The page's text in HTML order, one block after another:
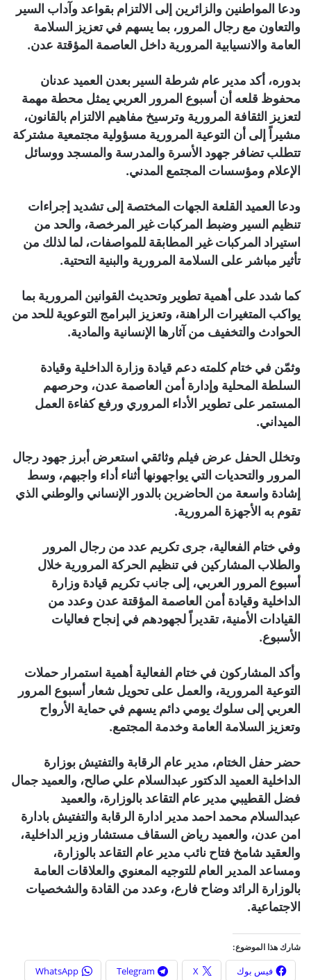
ودعا المواطنين والزائرين إلى الالتزام بقواعد وآداب السير
والتعاون مع رجال المرور، بما يسهم في تعزيز السلامة
العامة والانسيابية المرورية داخل العاصمة المؤقتة عدن.
بدوره، أكد مدير عام شرطة السير بعدن العميد عدنان
محفوظ قلعه أن أسبوع المرور العربي يمثل محطة مهمة
لتعزيز الثقافة المرورية وترسيخ مفاهيم الالتزام بالقانون،
مشيراً إلى أن التوعية المرورية مسؤولية مجتمعية مشتركة
تتطلب تضافر جهود الأسرة والمدرسة والمسجد ووسائل
الإعلام ومؤسسات المجتمع المدني.
ودعا العميد القلعة الجهات المختصة إلى تشديد إجراءات
تنظيم السير وضبط المركبات غير المرخصة، والحد من
استيراد المركبات غير المطابقة للمواصفات، لما لذلك من
تأثير مباشر على السلامة المرورية والبنية التحتية.
كما شدد على أهمية تطوير وتحديث القوانين المرورية بما
يواكب المتغيرات الراهنة، وتعزيز البرامج التوعوية للحد من
الحوادث والتخفيف من آثارها الإنسانية والمادية.
وثمّن في ختام كلمته دعم قيادة وزارة الداخلية وقيادة
السلطة المحلية وإدارة أمن العاصمة عدن، وحرصهم
المستمر على تطوير الأداء المروري ورفع كفاءة العمل
الميداني.
وتخلل الحفل عرض فيلم وثائقي استعرض أبرز جهود رجال
المرور والتحديات التي يواجهونها أثناء أداء واجبهم، وسط
إشادة واسعة من الحاضرين بالدور الإنساني والوطني الذي
تقوم به الأجهزة المرورية.
وفي ختام الفعالية، جرى تكريم عدد من رجال المرور
والطلاب المشاركين في تنظيم الحركة المرورية خلال
أسبوع المرور العربي، إلى جانب تكريم قيادة وزارة
الداخلية وقيادة أمن العاصمة المؤقتة عدن وعدد من
القيادات الأمنية، تقديراً لجهودهم في إنجاح فعاليات
الأسبوع.
وأكد المشاركون في ختام الفعالية أهمية استمرار حملات
التوعية المرورية، والعمل على تحويل شعار أسبوع المرور
العربي إلى سلوك يومي دائم يسهم في حماية الأرواح
وتعزيز السلامة العامة وخدمة المجتمع.
حضر حفل الختام، مدير عام الرقابة والتفتيش بوزارة
الداخلية العميد الدكتور عبدالسلام علي صالح، والعميد جمال
فضل القطيبي مدير عام التقاعد بالوزارة، والعميد
عبدالسلام محمد احمد مدير ادارة الرقابة والتفتيش بادارة
امن عدن، والعميد رياض السقاف مستشار وزير الداخلية،
والعقيد شامخ فتاح نائب مدير عام التقاعد بالوزارة،
ومساعد المدير العام للتوجيه المعنوي والعلاقات العامة
بالوزارة الرائد وضاح فارع، وعدد من القادة والشخصيات
الاجتماعية.
شارك هذا الموضوع:
فيس بوك X
Telegram
WhatsApp